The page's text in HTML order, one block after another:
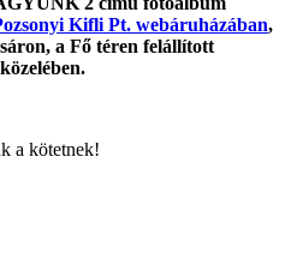
Kifli Pt. webáruházában,
a Fő téren felállított
a kötetnek!